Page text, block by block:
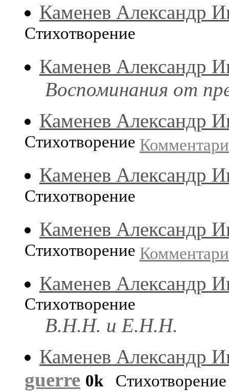
Каменев Александр
Стихотворение
Каменев Александр
Воспоминания от
Каменев Александр
Стихотворение
Каменев Александр
Стихотворение
Каменев Александр
Стихотворение
Каменев Александр
Стихотворение
В.Н.Н. и Е.Н.Н.
Каменев Александр
guerre 0k